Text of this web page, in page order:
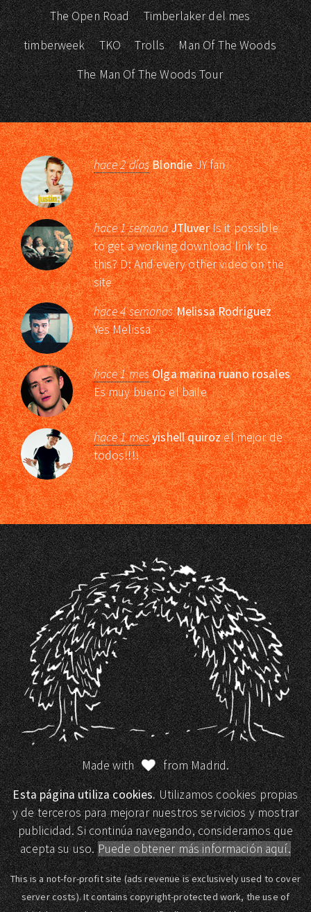
The Open Road
Timberlaker del mes
timberweek
TKO Trolls
Man Of The Woods
The Man Of The Woods Tour
hace 2 díasBlondieJY fan
hace 1 semanaJTluverIs it possible
to get a working download link to
this? D: And every other video on the
site
hace 4 semanasMelissa Rodriguez
Yes Melissa
hace 1 mesOlga marina ruano rosales
Es muy bueno el baile
hace 1 mesyishell quirozel mejor de
todos!!!!
Made with
from Madrid.
Esta página utiliza cookies.Utilizamos cookies propias
y de terceros para mejorar nuestros servicios y mostrar
publicidad. Si continúa navegando, consideramos que
acepta su uso.Puede obtener más información aquí.
This is a not-for-profit site (ads revenue is exclusively used to cover
server costs). It contains copyright-protected work, the use of